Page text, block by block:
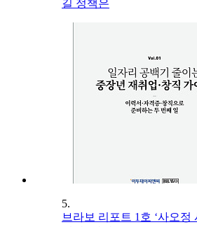
길 정책은
5.
브라보 리포트 1호 ‘사오정